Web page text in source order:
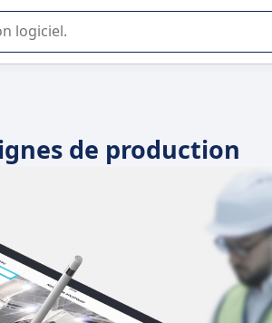
logiciel SaaS en entreprise.
de production